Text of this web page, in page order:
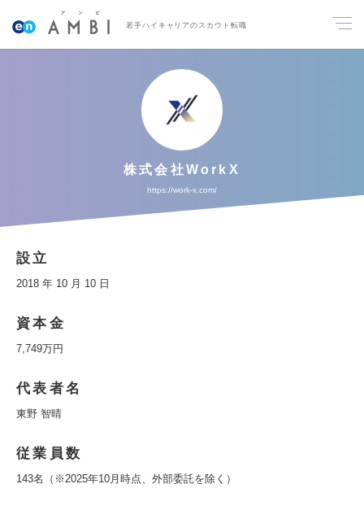
若手ハイキャリアのスカウト転職
株式会社WorkX
https://work-x.com/
設立
2018 年 10 月 10 日
資本金
7,749万円
代表者名
東野 智晴
従業員数
143名（※2025年10月時点、外部委託を除く）